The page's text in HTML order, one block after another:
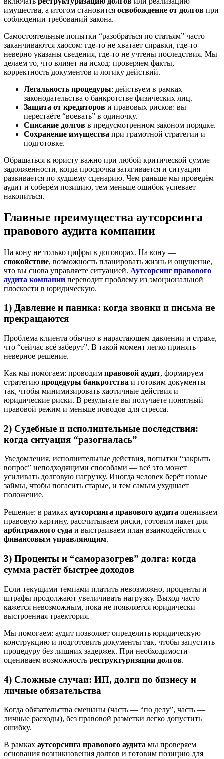
имущества, а итогом становится освобождение от долгов при
соблюдении требований закона.
Самостоятельные попытки “разобраться по статьям” часто
заканчиваются хаосом: где-то не хватает справки, где-то
неверно указаны сведения, где-то не учтены последствия. Мы
делаем то, что влияет на исход: проверяем факты,
корректность документов и логику действий.
Легальность процедуры: действуем в рамках
законодательства о банкротстве физических лиц.
Защита от кредиторов и правовых рисков: вы
перестаёте “воевать” в одиночку.
Списание долгов в предусмотренном законом порядке.
Сохранение имущества при грамотной стратегии и
подготовке.
Обращаться к юристу важно при любой критической сумме
задолженности, когда просрочка затягивается и ситуация
развивается по худшему сценарию. Чем раньше мы проведём
аудит и соберём позицию, тем меньше ошибок успевает
накопиться.
Главные преимущества аутсорсинга
правового аудита компании
На кону не только цифры в договорах. На кону —
спокойствие, возможность планировать жизнь и ощущение,
что вы снова управляете ситуацией. Аутсорсинг правового
аудита компании переводит проблему из эмоциональной
плоскости в юридическую.
1) Давление и паника: когда звонки и письма не
прекращаются
Проблема клиента обычно в нарастающем давлении и страхе,
что “сейчас всё заберут”. В такой момент легко принять
неверное решение.
Как мы помогаем: проводим правовой аудит, формируем
стратегию процедуры банкротства и готовим документы
так, чтобы минимизировать хаотичные действия и
юридические риски. В результате вы получаете понятный
правовой режим и меньше поводов для стресса.
2) Судебные и исполнительные последствия:
когда ситуация “разогналась”
Уведомления, исполнительные действия, попытки “закрыть
вопрос” неподходящими способами — всё это может
усиливать долговую нагрузку. Иногда человек берёт новые
займы, чтобы погасить старые, и тем самым ухудшает
положение.
Решение: в рамках аутсорсинга правового аудита оцениваем
правовую картину, рассчитываем риски, готовим пакет для
арбитражного суда и выстраиваем план взаимодействия с
финансовым управляющим.
3) Проценты и “саморазогрев” долга: когда
сумма растёт быстрее доходов
Если текущими темпами платить невозможно, проценты и
штрафы продолжают увеличивать нагрузку. Выход часто
кажется невозможным, пока не появляется юридически
выстроенная траектория.
Мы помогаем: аудит позволяет определить юридическую
конструкцию и подготовить документы так, чтобы запустить
процедуру без лишних задержек. При необходимости
оцениваем возможность реструктуризации долгов.
4) Сложные случаи: ИП, долги по бизнесу и
личные обязательства
Когда обязательства смешаны (часть — “по делу”, часть —
личные расходы), без правовой разметки легко допустить
ошибку.
В рамках аутсорсинга правового аудита мы проверяем
основания возникновения долгов и готовим позицию для